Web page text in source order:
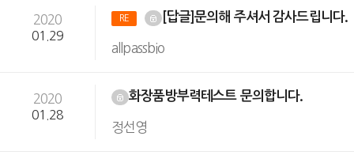
2020
01.29
RE [답글]문의해 주셔서 감사드립니다.
allpassbio
2020
01.28
화장품방부력테스트 문의합니다.
정선영